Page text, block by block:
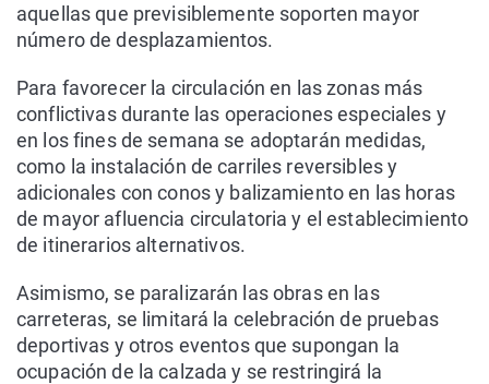
aquellas que previsiblemente soporten mayor
número de desplazamientos.
Para favorecer la circulación en las zonas más
conflictivas durante las operaciones especiales y
en los fines de semana se adoptarán medidas,
como la instalación de carriles reversibles y
adicionales con conos y balizamiento en las horas
de mayor afluencia circulatoria y el establecimiento
de itinerarios alternativos.
Asimismo, se paralizarán las obras en las
carreteras, se limitará la celebración de pruebas
deportivas y otros eventos que supongan la
ocupación de la calzada y se restringirá la